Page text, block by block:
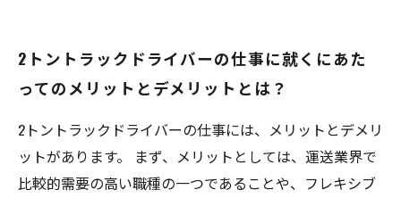
2トントラックドライバーの仕事に就くにあた
ってのメリットとデメリットとは？
2トントラックドライバーの仕事には、メリットとデメリ
ットがあります。 まず、メリットとしては、運送業界で
比較的需要の高い職種の一つであることや、フレキシブ